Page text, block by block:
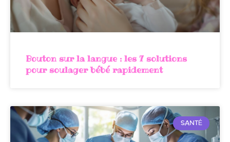
Bouton sur la langue : les 7 solutions
pour soulager bébé rapidement
SANTÉ